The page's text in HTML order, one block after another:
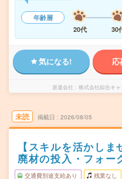
年齢層
20代
30
気になる! 応
派遣会社 株式会社綜合キ
未読 掲載日 2026/08/05
【スキルを活かし
廃材の投入・フォー
交通費別途支給あり 残業なし